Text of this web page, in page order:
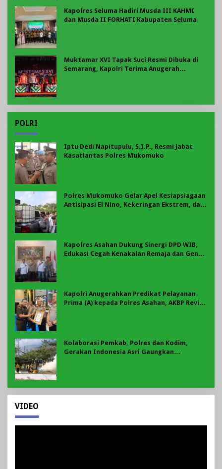
Kapolres Seluma Hadiri Musda III KAHMI
dan Musda II FORHATI Kabupaten Seluma
Muktamar XVI Tapak Suci Resmi Dibuka di
Semarang, Kapolri Terima Anugerah
POLRI
Iptu Dedi Napitupulu, S.I.P., Resmi Jabat
Kasatlantas Polres Mukomuko
Polres Mukomuko Gelar Apel Kesiapsiagaan
Antisipasi El Nino, Kekeringan Ekstrem, dan
Kapolres Asahan Dukung Sinergi DPD WIB,
Edukasi Cegah Kenakalan Remaja dan Geng
Kapolri Anugerahkan Predikat Pelayanan
Prima (A) kepada Polres Asahan, AKBP Revi
Kolaborasi Pemkab, Polres dan Kodim,
Gerakan Indonesia Asri Gaungkan
VIDEO